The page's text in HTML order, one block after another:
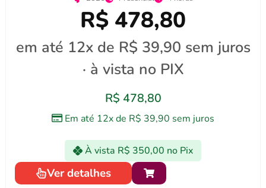
R$ 478,80
em até 12x de R$ 39,90 sem juros
· à vista no PIX
R$ 478,80
Em até 12x de R$ 39,90 sem juros
À vista R$ 350,00 no Pix
Ver detalhes